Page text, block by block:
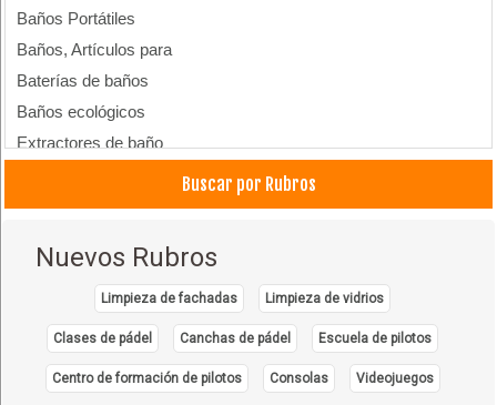
Baños Portátiles
Baños, Artículos para
Baterías de baños
Baños ecológicos
Extractores de baño
Papel Toalla y Sanitario
Sanitarios
Buscar por Rubros
Nuevos Rubros
Limpieza de fachadas Limpieza de vidrios
Clases de pádel Canchas de pádel Escuela de pilotos
Centro de formación de pilotos Consolas Videojuegos